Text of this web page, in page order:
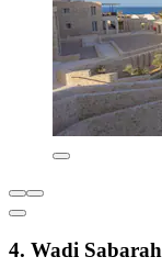
4. Wadi